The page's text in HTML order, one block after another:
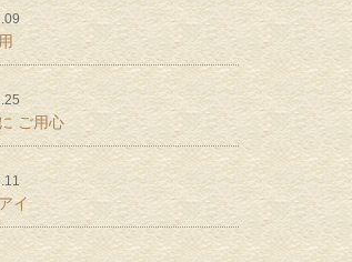
ご用心
イ